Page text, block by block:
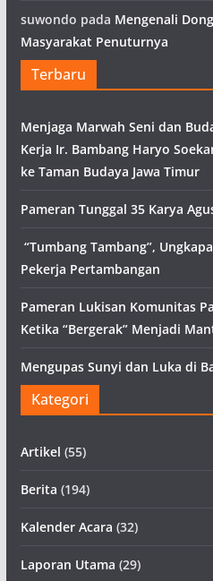
suwondo pada Mengenali
Masyarakat Penuturnya
Terbaru
Menjaga Marwah Seni dan
Kerja Ir. Bambang Haryo
ke Taman Budaya Jawa Timur
Pameran Tunggal 35 Karya
“Tumbang Tambang”,
Pekerja Pertambangan
Pameran Lukisan Komunitas
Ketika “Bergerak” Menjadi
Mengupas Sunyi dan Luka di
Kategori
Artikel (55)
Berita (194)
Kalender Acara (32)
Laporan Utama (29)